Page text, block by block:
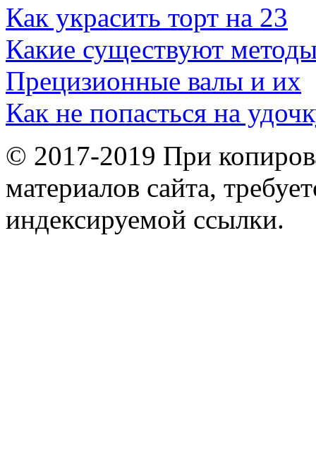
Как украсить торт на 23
Какие существуют
Прецизионные валы и их
Как не попасться на
© 2017-2019 При
материалов сайта,
индексируемой ссылки.